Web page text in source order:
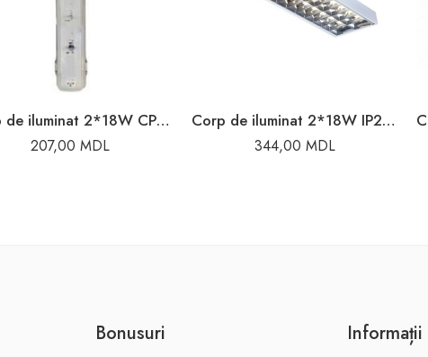
Corp de iluminat 2*18W CPV IP65 Megawatt
207,00MDL
Corp de iluminat 2*18W IP20 G13 Elmos
344,00 MDL
Bonusuri Informații